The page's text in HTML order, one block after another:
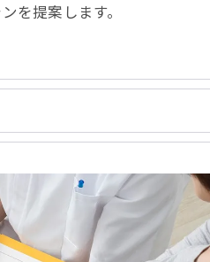
を提案します。